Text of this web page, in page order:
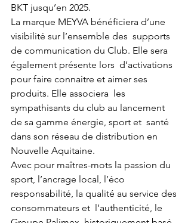
BKT jusqu’en 2025.
La marque MEYVA bénéficiera d’une
visibilité sur l’ensemble des  supports
de communication du Club. Elle sera
également présente lors  d’activations
pour faire connaitre et aimer ses
produits. Elle associera  les
sympathisants du club au lancement
de sa gamme énergie, sport et  santé
dans son réseau de distribution en
Nouvelle Aquitaine.
Avec pour maîtres-mots la passion du
sport, l’ancrage local, l’éco
responsabilité, la qualité au service des
consommateurs et  l’authenticité, le